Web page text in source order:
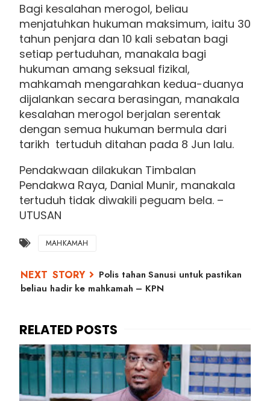
Bagi kesalahan merogol, beliau
menjatuhkan hukuman maksimum, iaitu 30
tahun penjara dan 10 kali sebatan bagi
setiap pertuduhan, manakala bagi
hukuman amang seksual fizikal,
mahkamah mengarahkan kedua-duanya
dijalankan secara berasingan, manakala
kesalahan merogol berjalan serentak
dengan semua hukuman bermula dari
tarikh tertuduh ditahan pada 8 Jun lalu.
Pendakwaan dilakukan Timbalan
Pendakwa Raya, Danial Munir, manakala
tertuduh tidak diwakili peguam bela. –
UTUSAN
MAHKAMAH
Polis tahan Sanusi untuk pastikan
beliau hadir ke mahkamah – KPN